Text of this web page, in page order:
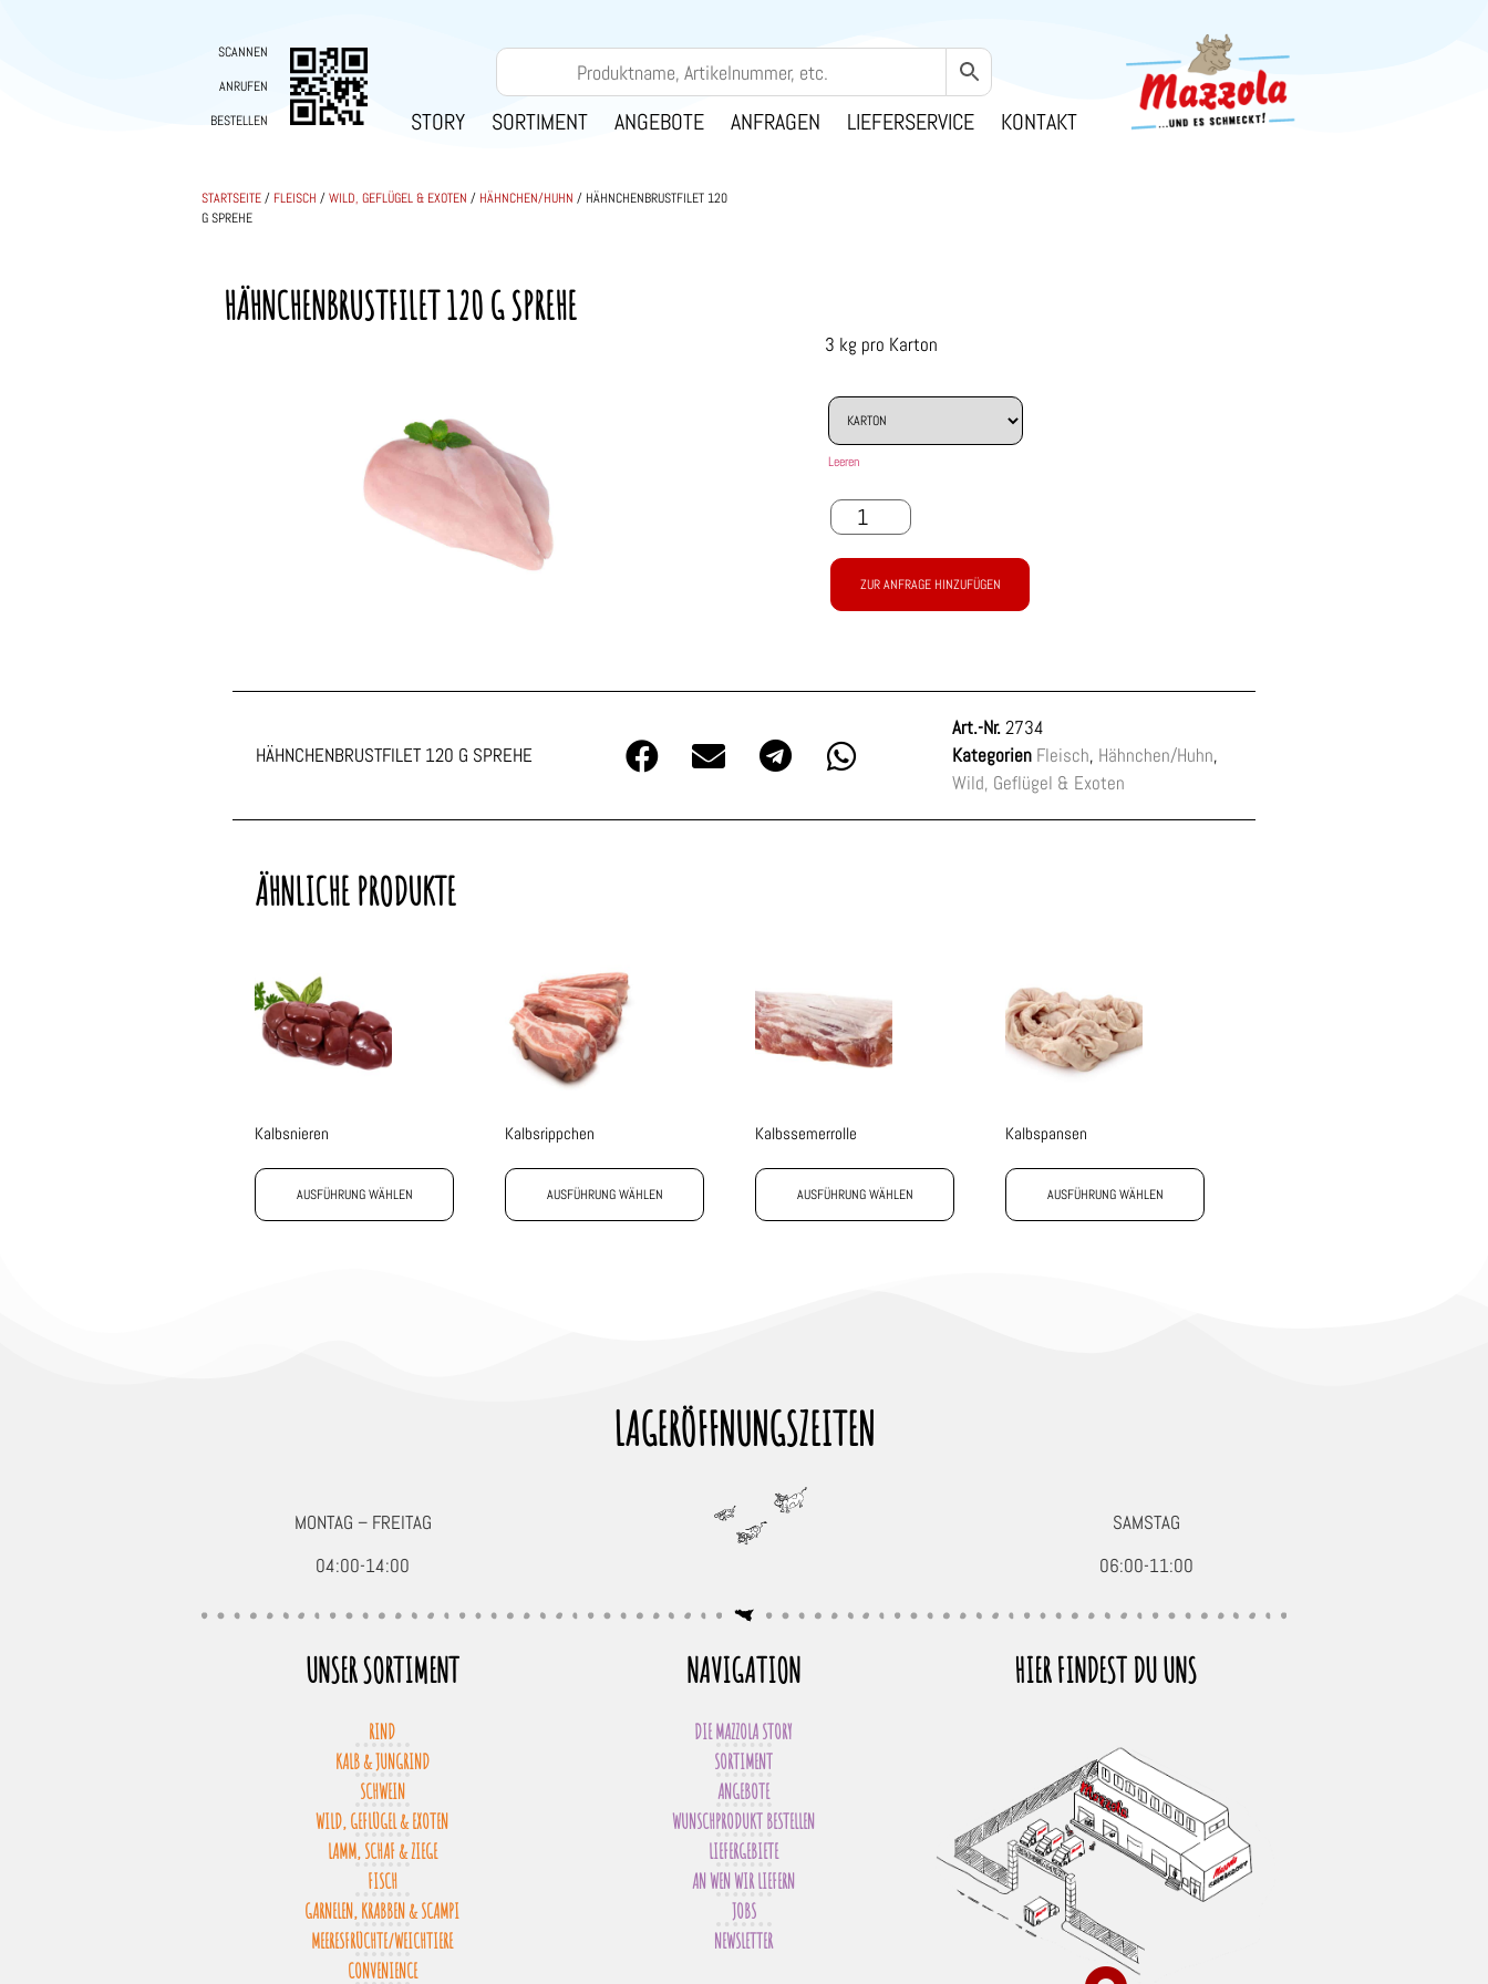
SCANNEN
ANRUFEN
BESTELLEN
STORY SORTIMENT ANGEBOTE ANFRAGEN LIEFERSERVICE KONTAKT
STARTSEITE/ FLEISCH /WILD, GEFLÜGEL & EXOTEN / HÄHNCHEN/HUHN / HÄHNCHENBRUSTFILET 120
G SPREHE
HÄHNCHENBRUSTFILET 120 G SPREHE
3 kg pro Karton
Leeren
ZUR ANFRAGE HINZUFÜGEN
HÄHNCHENBRUSTFILET 120 G SPREHE
Art.-Nr.2734
Kategorien Fleisch, Hähnchen/Huhn,
Wild, Geflügel & Exoten
ÄHNLICHE PRODUKTE
Kalbsnieren
AUSFÜHRUNG WÄHLEN
Kalbsrippchen
AUSFÜHRUNG WÄHLEN
Kalbssemerrolle
AUSFÜHRUNG WÄHLEN
Kalbspansen
AUSFÜHRUNG WÄHLEN
LAGERÖFFNUNGSZEITEN
MONTAG – FREITAG
04:00-14:00
SAMSTAG
06:00-11:00
UNSER SORTIMENT
RIND
KALB & JUNGRIND
SCHWEIN
WILD, GEFLÜGEL & EXOTEN
LAMM, SCHAF & ZIEGE
FISCH
GARNELEN, KRABBEN & SCAMPI
MEERESFRÜCHTE/WEICHTIERE
CONVENIENCE
NAVIGATION
DIE MAZZOLA STORY
SORTIMENT
ANGEBOTE
WUNSCHPRODUKT BESTELLEN
LIEFERGEBIETE
AN WEN WIR LIEFERN
JOBS
NEWSLETTER
HIER FINDEST DU UNS